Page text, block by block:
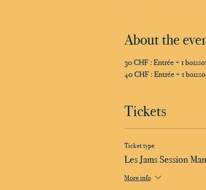
About the
30 CHF : Entrée + 1
40 CHF : Entrée + 1
Tickets
Ticket type
Les Jams Session
More info